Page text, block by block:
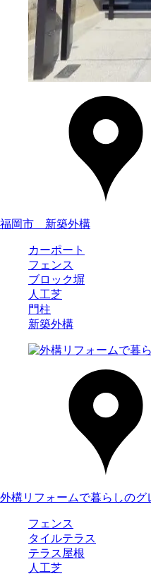
福岡市 新築外構
カーポート
フェンス
ブロック塀
人工芝
門柱
新築外構
外構リフォームで暮らしのグ
フェンス
タイルテラス
テラス屋根
人工芝